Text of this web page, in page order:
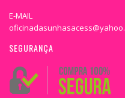
E-MAIL
SEGURANÇA